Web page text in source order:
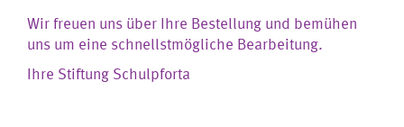
Wir freuen uns über Ihre Bestellung und bemühen
uns um eine schnellstmögliche Bearbeitung.
Ihre Stiftung Schulpforta